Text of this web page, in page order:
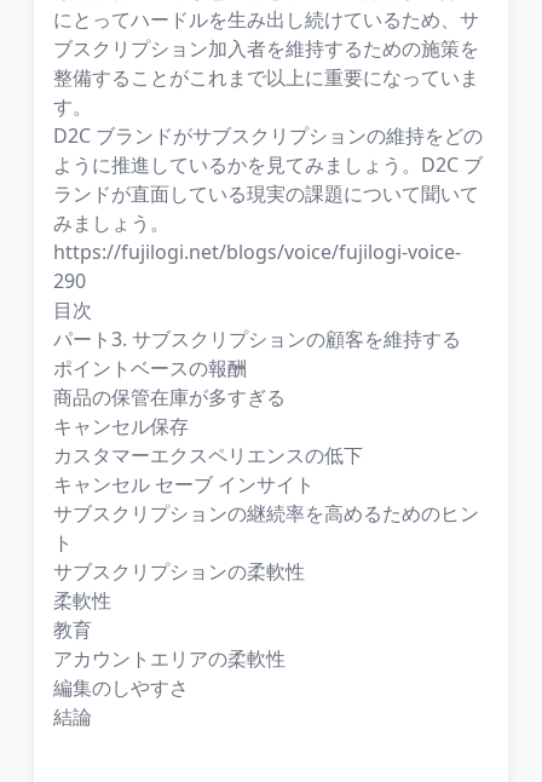
にとってハードルを生み出し続けているため、サ
ブスクリプション加入者を維持するための施策を
整備することがこれまで以上に重要になっていま
す。
D2C ブランドがサブスクリプションの維持をどの
ように推進しているかを見てみましょう。D2C ブ
ランドが直面している現実の課題について聞いて
みましょう。
https://fujilogi.net/blogs/voice/fujilogi-voice-
290
目次
パート3. サブスクリプションの顧客を維持する
ポイントベースの報酬
商品の保管在庫が多すぎる
キャンセル保存
カスタマーエクスペリエンスの低下
キャンセル セーブ インサイト
サブスクリプションの継続率を高めるためのヒン
ト
サブスクリプションの柔軟性
柔軟性
教育
アカウントエリアの柔軟性
編集のしやすさ
結論